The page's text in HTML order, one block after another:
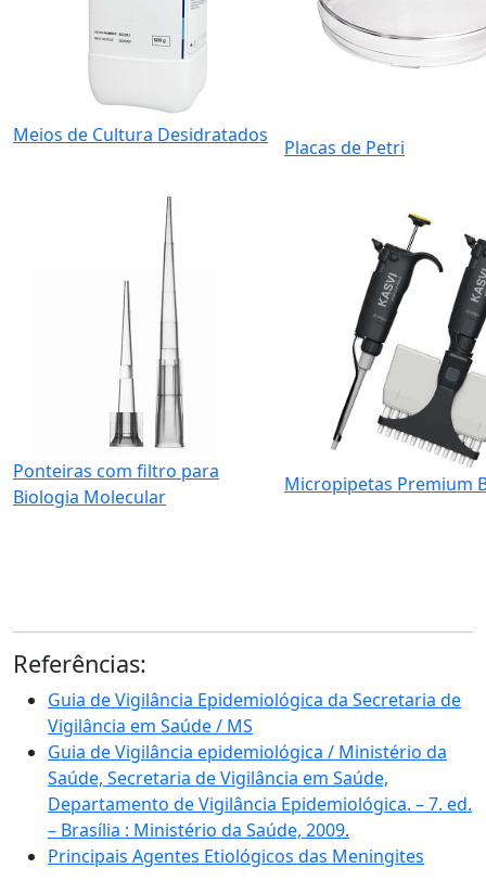
Meios de Cultura Desidratados
Ponteiras com filtro para
Biologia Molecular
Placas de Petri
Micropipetas Premium
Referências:
Guia de Vigilância Epidemiológica da Secretaria de
Vigilância em Saúde / MS
Guia de Vigilância epidemiológica / Ministério da
Saúde, Secretaria de Vigilância em Saúde,
Departamento de Vigilância Epidemiológica. – 7. ed.
– Brasília : Ministério da Saúde, 2009.
Principais Agentes Etiológicos das Meningites